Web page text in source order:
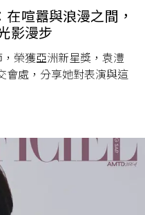
在喧囂與浪漫之間，
影漫步
榮獲亞洲新星獎，袁澧
會處，分享她對表演與這